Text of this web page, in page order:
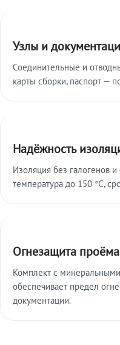
Узлы и
Соединительные и
карты сборки, паспорт —
Надёжность
Изоляция без галогенов
температура до 150 °C,
Огнезащита проёма
Комплект с
обеспечивает предел
документации.